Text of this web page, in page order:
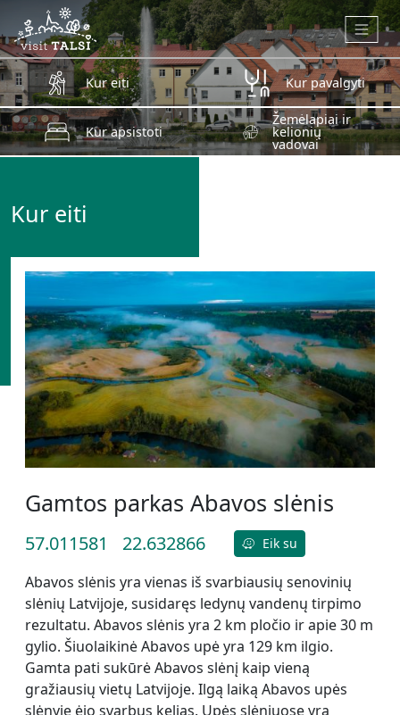
Skip to main content
Kur eiti Kur pavalgyti
Kur apsistoti
Žemėlapiai ir
kelionių
vadovai
Kur eiti
Gamtos parkas Abavos slėnis
57.011581 22.632866 Eik su
Abavos slėnis yra vienas iš svarbiausių senovinių
slėnių Latvijoje, susidaręs ledynų vandenų tirpimo
rezultatu. Abavos slėnis yra 2 km pločio ir apie 30 m
gylio. Šiuolaikinė Abavos upė yra 129 km ilgio.
Gamta pati sukūrė Abavos slėnį kaip vieną
gražiausių vietų Latvijoje. Ilgą laiką Abavos upės
slėnyje ėjo svarbus kelias. Upės slėniuose yra